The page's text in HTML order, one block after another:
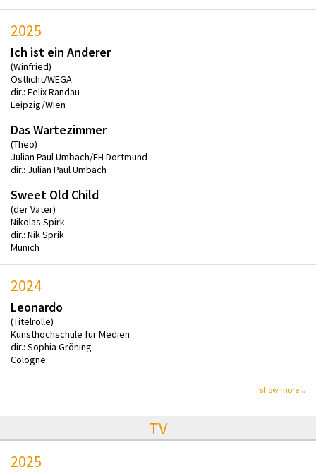
2025
Ich ist ein Anderer
(Winfried)
Ostlicht/WEGA
dir.: Felix Randau
Leipzig/Wien
Das Wartezimmer
(Theo)
Julian Paul Umbach/FH Dortmund
dir.: Julian Paul Umbach
Sweet Old Child
(der Vater)
Nikolas Spirk
dir.: Nik Sprik
Munich
2024
Leonardo
(Titelrolle)
Kunsthochschule für Medien
dir.: Sophia Gröning
Cologne
show more...
TV
2025